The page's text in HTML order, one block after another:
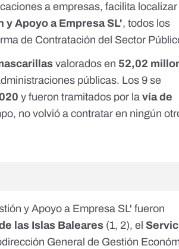
a empresas, facilita
Apoyo a Empresa SL', todos los
de Contratación del Sector
valorados en52,02
públicas. Los 9 se
y fueron tramitados por lavía de
no volvió a contratar en ningún
y Apoyo a Empresa SL' fueron
las Islas Baleares (1, 2), el
General de Gestión